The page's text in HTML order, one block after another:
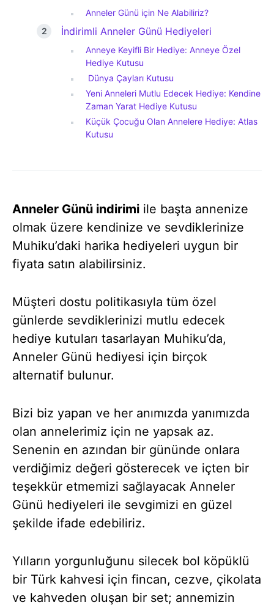
Anneler Günü için Ne Alabiliriz?
İndirimli Anneler Günü Hediyeleri
Anneye Keyifli Bir Hediye: Anneye Özel
Hediye Kutusu
Dünya Çayları Kutusu
Yeni Anneleri Mutlu Edecek Hediye: Kendine
Zaman Yarat Hediye Kutusu
Küçük Çocuğu Olan Annelere Hediye: Atlas
Kutusu
Anneler Günü indirimi ile başta annenize
olmak üzere kendinize ve sevdiklerinize
Muhiku’daki harika hediyeleri uygun bir
fiyata satın alabilirsiniz.
Müşteri dostu politikasıyla tüm özel
günlerde sevdiklerinizi mutlu edecek
hediye kutuları tasarlayan Muhiku’da,
Anneler Günü hediyesi için birçok
alternatif bulunur.
Bizi biz yapan ve her anımızda yanımızda
olan annelerimiz için ne yapsak az.
Senenin en azından bir gününde onlara
verdiğimiz değeri gösterecek ve içten bir
teşekkür etmemizi sağlayacak Anneler
Günü hediyeleri ile sevgimizi en güzel
şekilde ifade edebiliriz.
Yılların yorgunluğunu silecek bol köpüklü
bir Türk kahvesi için fincan, cezve, çikolata
ve kahveden oluşan bir set; annemizin